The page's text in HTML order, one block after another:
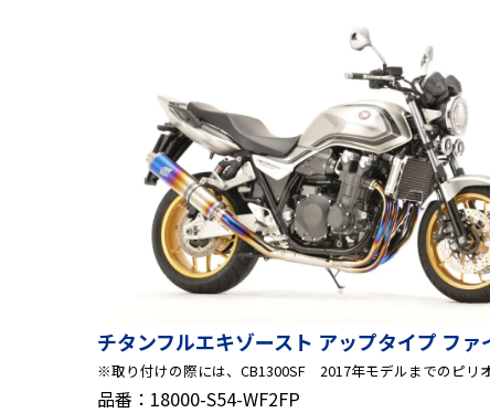
チタンフルエキゾースト アップタイプ ファ
※取り付けの際には、CB1300SF 2017年モデルまでのピリ
品番：18000-S54-WF2FP